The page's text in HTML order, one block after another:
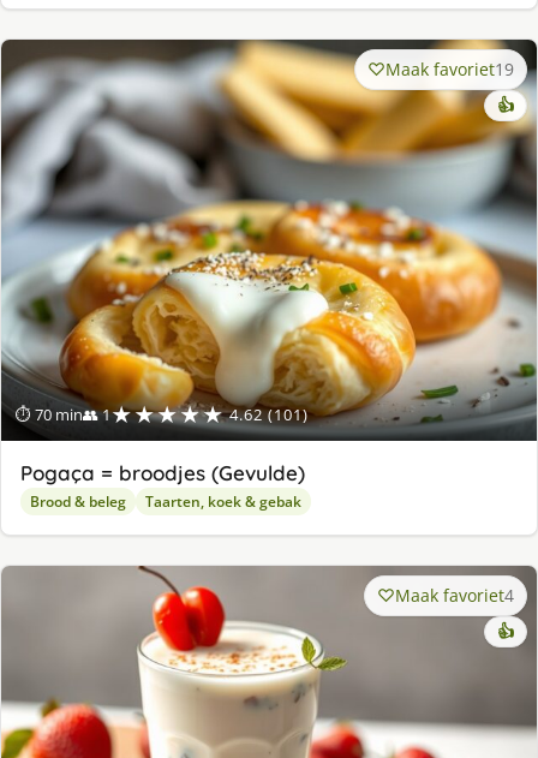
⏱ 70 min👥 1★★★★★ 4.62 (101)
Maak favoriet19
👍
Pogaça = broodjes (Gevulde)
Brood & beleg Taarten, koek & gebak
Maak favoriet4
👍